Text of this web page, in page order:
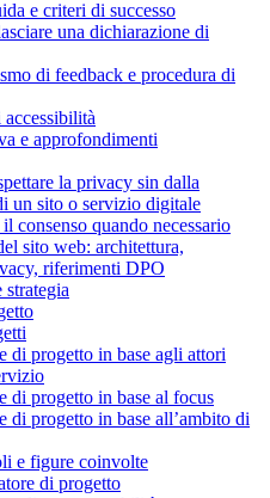
e criteri di successo
una dichiarazione di
di feedback e procedura di
e approfondimenti
la privacy sin dalla
un sito o servizio digitale
consenso quando necessario
sito web: architettura,
riferimenti DPO
di progetto in base agli attori
di progetto in base al focus
di progetto in base all’ambito di
e figure coinvolte
di progetto